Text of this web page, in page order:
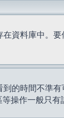
資料庫中。
的時間不準
操作一般只